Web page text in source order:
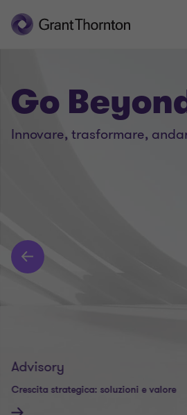
Go
Innovare, trasformare,
Advisory
Crescita strategica: soluzioni e valore